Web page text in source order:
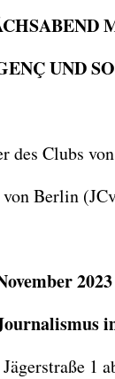
UND
des Clubs
Berlin
2023
1